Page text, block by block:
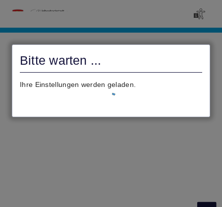
Bitte warten ...
Ihre Einstellungen werden geladen.
Spangenberg